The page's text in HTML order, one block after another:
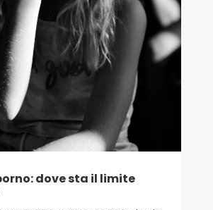
dove sta il limite